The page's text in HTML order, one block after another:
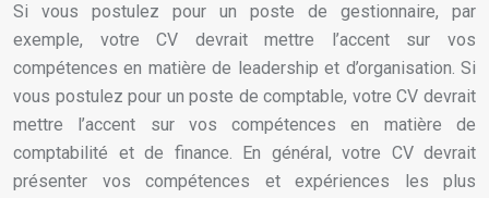
Si vous postulez pour un poste de gestionnaire, par
exemple, votre CV devrait mettre l’accent sur vos
compétences en matière de leadership et d’organisation. Si
vous postulez pour un poste de comptable, votre CV devrait
mettre l’accent sur vos compétences en matière de
comptabilité et de finance. En général, votre CV devrait
présenter vos compétences et expériences les plus